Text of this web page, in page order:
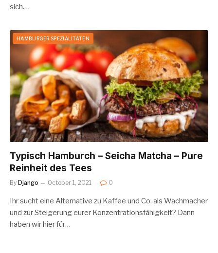
sich.…
HAMBURGER SPEZIALITÄTEN
Typisch Hamburch – Seicha Matcha – Pure
Reinheit des Tees
By Django October 1, 2021 0
Ihr sucht eine Alternative zu Kaffee und Co. als Wachmacher
und zur Steigerung eurer Konzentrationsfähigkeit? Dann
haben wir hier für…